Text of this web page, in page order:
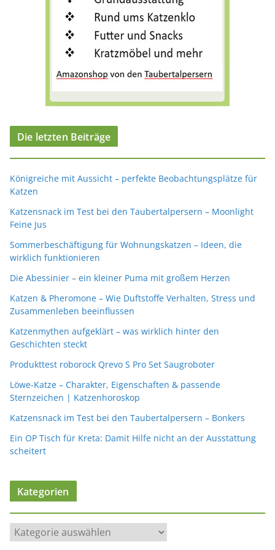
Die letzten Beiträge
Königreiche mit Aussicht – perfekte Beobachtungsplätze für
Katzen
Katzensnack im Test bei den Taubertalpersern – Moonlight
Feine Jus
Sommerbeschäftigung für Wohnungskatzen – Ideen, die
wirklich funktionieren
Die Abessinier – ein kleiner Puma mit großem Herzen
Katzen & Pheromone – Wie Duftstoffe Verhalten, Stress und
Zusammenleben beeinflussen
Katzenmythen aufgeklärt – was wirklich hinter den
Geschichten steckt
Produkttest roborock Qrevo S Pro Set Saugroboter
Löwe-Katze – Charakter, Eigenschaften & passende
Sternzeichen | Katzenhoroskop
Katzensnack im Test bei den Taubertalpersern – Bonkers
Ein OP Tisch für Kreta: Damit Hilfe nicht an der Ausstattung
scheitert
Kategorien
a